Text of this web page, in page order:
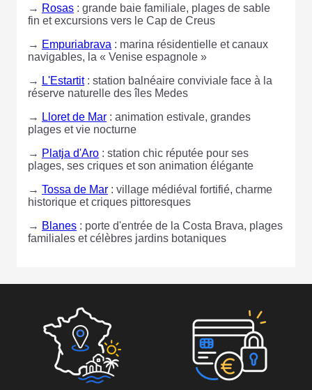
→ Rosas : grande baie familiale, plages de sable
fin et excursions vers le Cap de Creus
→ Empuriabrava : marina résidentielle et canaux
navigables, la « Venise espagnole »
→ L'Estartit: station balnéaire conviviale face à la
réserve naturelle des îles Medes
→ Lloret de Mar : animation estivale, grandes
plages et vie nocturne
→ Platja d'Aro : station chic réputée pour ses
plages, ses criques et son animation élégante
→ Tossa de Mar : village médiéval fortifié, charme
historique et criques pittoresques
→ Blanes : porte d'entrée de la Costa Brava, plages
familiales et célèbres jardins botaniques